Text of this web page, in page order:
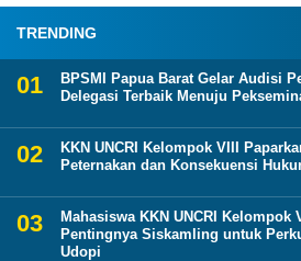
TRENDING
BPSMI Papua Barat Gelar Audisi
Delegasi Terbaik Menuju
KKN UNCRI Kelompok VIII
Peternakan dan Konsekuensi
Mahasiswa KKN UNCRI
Pentingnya Siskamling untuk
Udopi